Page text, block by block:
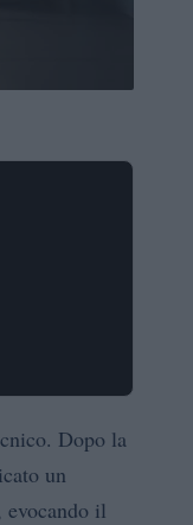
Dopo la
un
evocando il